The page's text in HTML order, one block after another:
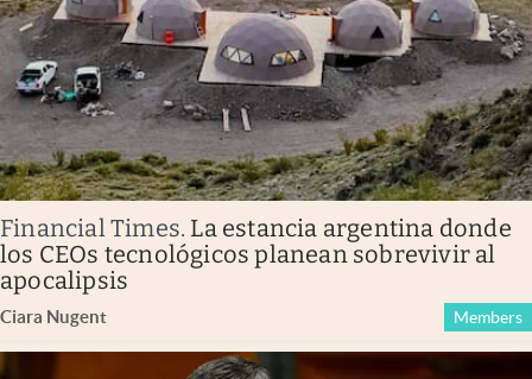
Financial Times. La estancia argentina donde
los CEOs tecnológicos planean sobrevivir al
apocalipsis
Ciara Nugent Members